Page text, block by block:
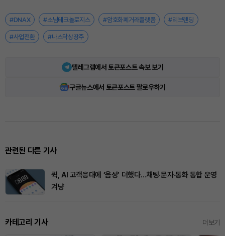
#DNAX #소님테크놀로지스 #암호화폐거래플랫폼 #리브랜딩
#사업전환 #나스닥상장주
텔레그램에서 토큰포스트 속보 보기
구글뉴스에서 토큰포스트 팔로우하기
관련된 다른 기사
퀵, AI 고객응대에 ‘음성’ 더했다…채팅·문자·통화 통합 운영
겨냥
카테고리 기사 더보기